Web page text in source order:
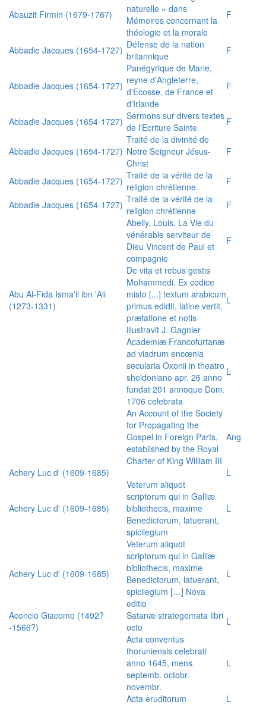
Abauzit Firmin (1679-1767)
naturelle » dans
Mémoires concernant la
théologie et la morale
F
Abbadie Jacques (1654-1727) Défense de la nation
britannique
F
Abbadie Jacques (1654-1727)
Panégyrique de Marie,
reyne d'Angleterre,
d'Ecosse, de France et
d'Irlande
F
Abbadie Jacques (1654-1727) Sermons sur divers textes
de l'Ecriture Sainte
F
Abbadie Jacques (1654-1727)
Traité de la divinité de
Notre Seigneur Jésus-
Christ
F
Abbadie Jacques (1654-1727) Traité de la vérité de la
religion chrétienne
F
Abbadie Jacques (1654-1727) Traité de la vérité de la
religion chrétienne
F
Abelly, Louis, La Vie du
vénérable serviteur de
Dieu Vincent de Paul et
compagnie
F
Abu Al-Fida Isma'il ibn 'Ali
(1273-1331)
De vita et rebus gestis
Mohammedi. Ex codice
misto [...] textum arabicum
primus edidit, latine vertit,
præfatione et notis
illustravit J. Gagnier
L
Academiæ Francofurtanæ
ad viadrum encœnia
secularia Oxonii in theatro
sheldoniano apr. 26 anno
fundat 201 annoque Dom.
1706 celebrata
L
An Account of the Society
for Propagating the
Gospel in Foreign Parts,
established by the Royal
Charter of King William III
Ang
Achery Luc d' (1609-1685) L
Achery Luc d' (1609-1685)
Veterum aliquot
scriptorum qui in Galliæ
bibliothecis, maxime
Benedictorum, latuerant,
spicilegium
L
Achery Luc d' (1609-1685)
Veterum aliquot
scriptorum qui in Galliæ
bibliothecis, maxime
Benedictorum, latuerant,
spicilegium […] Nova
editio
L
Aconcio Giacomo (1492?
-1566?)
Satanæ strategemata libri
octo
L
Acta conventus
thoruniensis celebrati
anno 1645, mens.
septemb. octobr.
novembr.
L
Acta eruditorum
L